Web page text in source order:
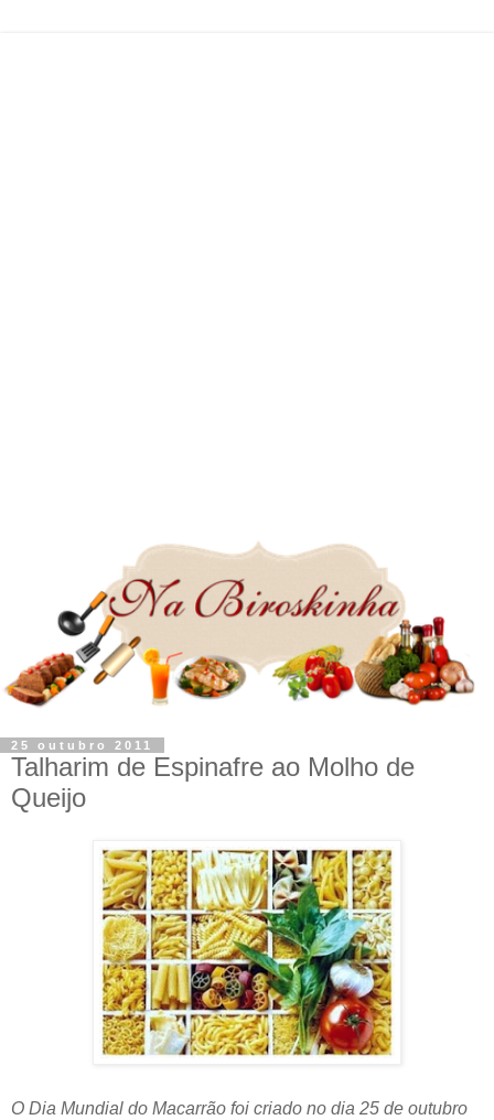
25 outubro 2011
Talharim de Espinafre ao Molho de
Queijo
O Dia Mundial do Macarrão foi criado no dia 25 de outubro